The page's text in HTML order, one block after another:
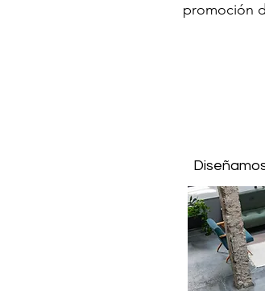
promoción